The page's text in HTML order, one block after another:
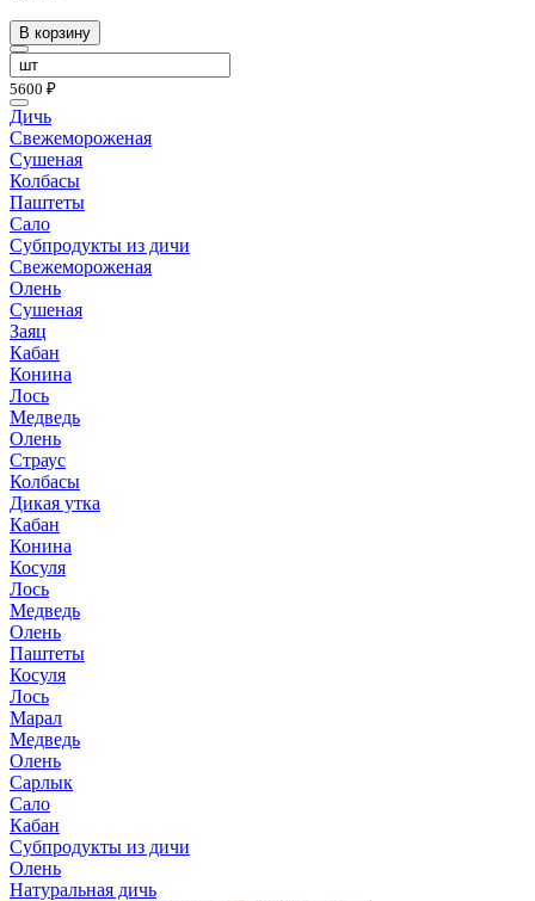
В корзину
5600 ₽
Дичь
Свежемороженая
Сушеная
Колбасы
Паштеты
Сало
Субпродукты из дичи
Свежемороженая
Олень
Сушеная
Заяц
Кабан
Конина
Лось
Медведь
Олень
Страус
Колбасы
Дикая утка
Кабан
Конина
Косуля
Лось
Медведь
Олень
Паштеты
Косуля
Лось
Марал
Медведь
Олень
Сарлык
Сало
Кабан
Субпродукты из дичи
Олень
Натуральная дичь